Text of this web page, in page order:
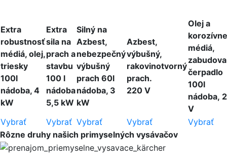
Extra
robustnosť
médiá, olej,
triesky
100l
nádoba, 4
kW
Extra
sila na
prach a
stavbu
100 l
nádoba
5,5 kW
Silný na
Azbest,
nebezpečný
výbušný
prach 60l
nádoba, 3
kW
Azbest,
výbušný,
rakovinotvorný
prach.
220 V
Olej a
korozívne
médiá,
čerpadlo
100l
nádoba,
V
Vybrať
Vybrať Vybrať Vybrať
Vybrať
Rôzne druhy našich primyselných vysávačov